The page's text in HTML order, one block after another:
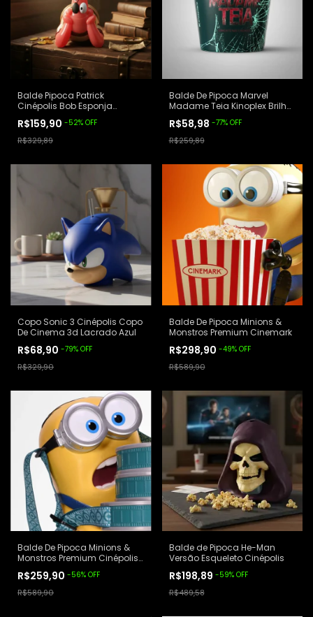
Balde Pipoca Patrick
Cinépolis Bob Esponja
R$159,90 -52% OFF
R$329,89
Balde De Pipoca Marvel
Madame Teia Kinoplex Brilha
R$58,98 -77% OFF
R$259,89
Copo Sonic 3 Cinépolis Copo
De Cinema 3d Lacrado Azul
R$68,90 -79% OFF
R$329,90
Balde De Pipoca Minions &
Monstros Premium Cinemark
R$298,90 -49% OFF
R$589,90
Balde De Pipoca Minions &
Monstros Premium Cinépolis
R$259,90 -56% OFF
R$589,90
Balde de Pipoca He-Man
Versão Esqueleto Cinépolis
R$198,89 -59% OFF
R$489,58